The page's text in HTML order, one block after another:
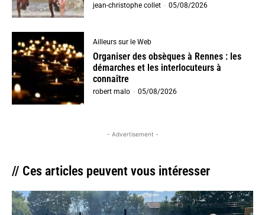
jean-christophe collet - 05/08/2026
Ailleurs sur le Web
Organiser des obsèques à Rennes : les
démarches et les interlocuteurs à
connaître
robert malo - 05/08/2026
- Advertisement -
// Ces articles peuvent vous intéresser